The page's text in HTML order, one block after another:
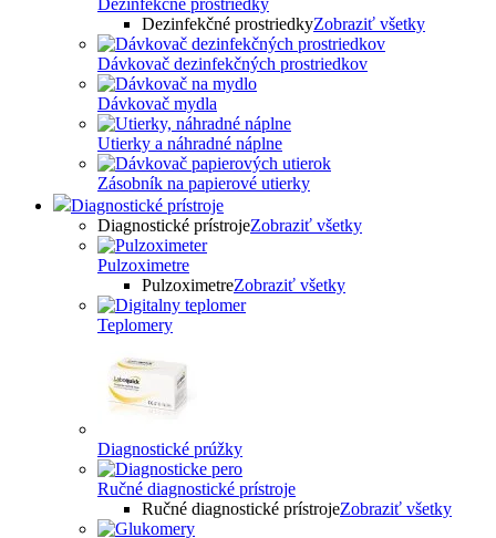
Dezinfekčné prostriedky
Dezinfekčné prostriedkyZobraziť všetky
Dávkovač dezinfekčných prostriedkov
Dávkovač mydla
Utierky a náhradné náplne
Zásobník na papierové utierky
Diagnostické prístroje
Diagnostické prístrojeZobraziť všetky
Pulzoximetre
PulzoximetreZobraziť všetky
Teplomery
Diagnostické prúžky
Ručné diagnostické prístroje
Ručné diagnostické prístrojeZobraziť všetky